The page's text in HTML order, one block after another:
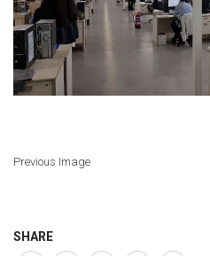
Previous Image
SHARE